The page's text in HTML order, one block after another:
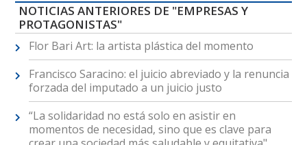
NOTICIAS ANTERIORES DE "EMPRESAS Y
PROTAGONISTAS"
Flor Bari Art: la artista plástica del momento
Francisco Saracino: el juicio abreviado y la renuncia
forzada del imputado a un juicio justo
“La solidaridad no está solo en asistir en
momentos de necesidad, sino que es clave para